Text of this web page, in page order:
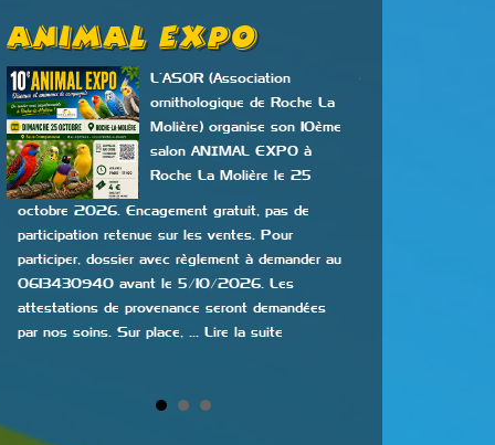
Animal Expo
L’ASOR (Association
ornithologique de Roche La
Molière) organise son 10ème
salon ANIMAL EXPO à
Roche La Molière le 25
octobre 2026. Encagement gratuit, pas de
participation retenue sur les ventes. Pour
participer, dossier avec règlement à demander au
0613430940 avant le 5/10/2026. Les
attestations de provenance seront demandées
par nos soins. Sur place, … Lire la suite